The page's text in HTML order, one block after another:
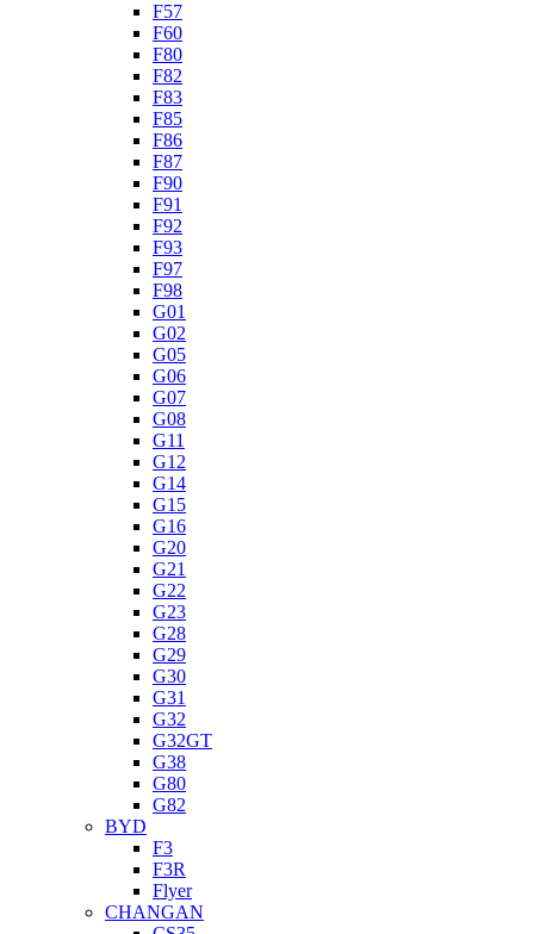
F57
F60
F80
F82
F83
F85
F86
F87
F90
F91
F92
F93
F97
F98
G01
G02
G05
G06
G07
G08
G11
G12
G14
G15
G16
G20
G21
G22
G23
G28
G29
G30
G31
G32
G32GT
G38
G80
G82
BYD
F3
F3R
Flyer
CHANGAN